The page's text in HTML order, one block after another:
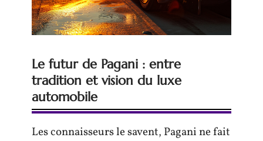
Le futur de Pagani : entre
tradition et vision du luxe
automobile
Les connaisseurs le savent, Pagani ne fait